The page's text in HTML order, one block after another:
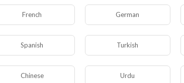
French German
Spanish Turkish
Chinese Urdu